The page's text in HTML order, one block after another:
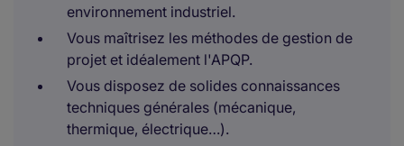
environnement industriel.
Vous maîtrisez les méthodes de gestion de
projet et idéalement l'APQP.
Vous disposez de solides connaissances
techniques générales (mécanique,
thermique, électrique…).